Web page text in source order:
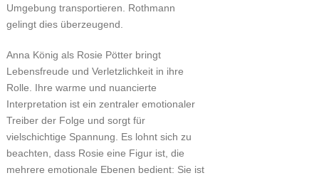
Umgebung transportieren. Rothmann
gelingt dies überzeugend.
Anna König als Rosie Pötter bringt
Lebensfreude und Verletzlichkeit in ihre
Rolle. Ihre warme und nuancierte
Interpretation ist ein zentraler emotionaler
Treiber der Folge und sorgt für
vielschichtige Spannung. Es lohnt sich zu
beachten, dass Rosie eine Figur ist, die
mehrere emotionale Ebenen bedient: Sie ist